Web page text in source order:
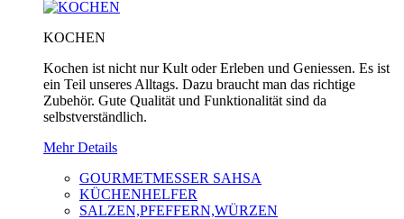
KOCHEN
Kochen ist nicht nur Kult oder Erleben und Geniessen. Es ist
ein Teil unseres Alltags. Dazu braucht man das richtige
Zubehör. Gute Qualität und Funktionalität sind da
selbstverständlich.
Mehr Details
GOURMETMESSER SAHSA
KÜCHENHELFER
SALZEN,PFEFFERN,WÜRZEN